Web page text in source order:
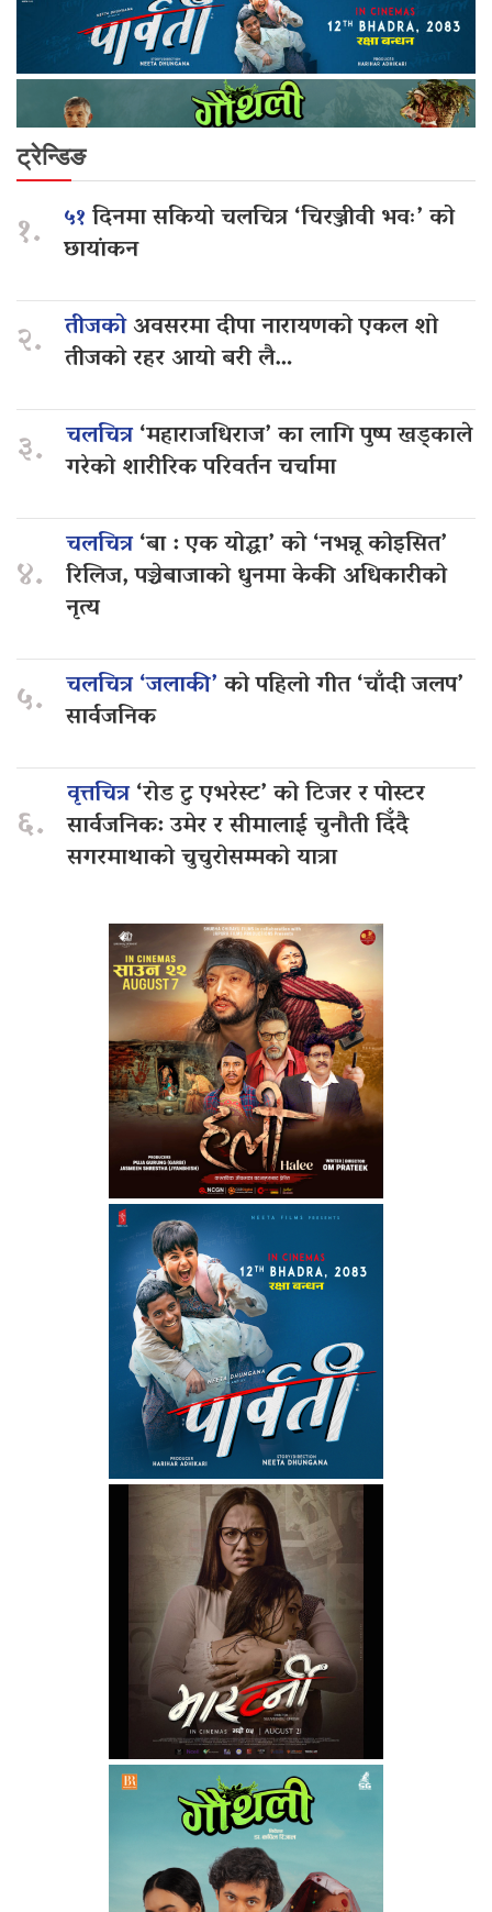
ट्रेन्डिङ
१. ५१दिनमा सकियो चलचित्र ‘चिरञ्जीवी भवः’ को
छायांकन
२. तीजकोअवसरमा दीपा नारायणको एकल शो
तीजको रहर आयो बरी लै…
३. चलचित्र‘महाराजधिराज’ का लागि पुष्प खड्काले
गरेको शारीरिक परिवर्तन चर्चामा
४.
चलचित्र‘बा : एक योद्धा’ को ‘नभन्नू कोइसित’
रिलिज, पञ्चेबाजाको धुनमा केकी अधिकारीको
नृत्य
५. चलचित्र ‘जलाकी’को पहिलो गीत ‘चाँदी जलप’
सार्वजनिक
६.
वृत्तचित्र‘रोड टु एभरेस्ट’ को टिजर र पोस्टर
सार्वजनिक: उमेर र सीमालाई चुनौती दिँदै
सगरमाथाको चुचुरोसम्मको यात्रा